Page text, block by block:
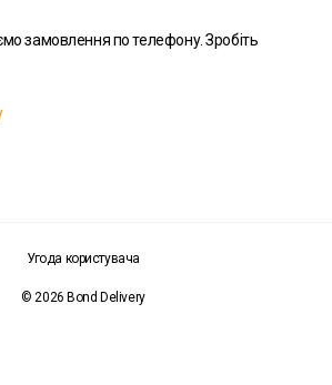
замовлення по телефону. Зробіть
Угода користувача
© 2026 Bond Delivery